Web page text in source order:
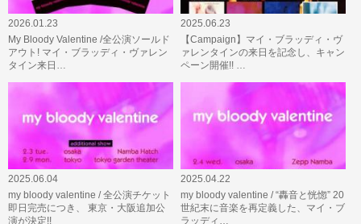
2026.01.23
My Bloody Valentine /全公演ソールド
アウト! マイ・ブラッディ・ヴァレン
タイン来日…
2025.06.23
【Campaign】マイ・ブラッディ・ヴ
ァレンタインの来日を記念し、キャン
ペーン開催!! …
2025.06.04
my bloody valentine / 全公演チケット
即日完売につき、 東京・大阪追加公
演が決定!!
2025.04.22
my bloody valentine / “轟音と恍惚” 20
世紀末に音楽を再定義した、マイ・ブ
ラッディ…